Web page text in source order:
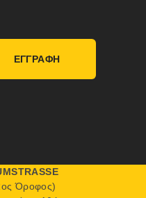
ΕΓΓΡΑΦΗ
Όροφος)